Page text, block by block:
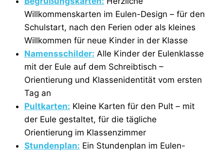
Willkommenskarten im Eulen-Design – für den
Schulstart, nach den Ferien oder als kleines
Willkommen für neue Kinder in der Klasse
Namensschilder: Alle Kinder der Eulenklasse
mit der Eule auf dem Schreibtisch –
Orientierung und Klassenidentität vom ersten
Tag an
Pultkarten: Kleine Karten für den Pult – mit
der Eule gestaltet, für die tägliche
Orientierung im Klassenzimmer
Stundenplan: Ein Stundenplan im Eulen-